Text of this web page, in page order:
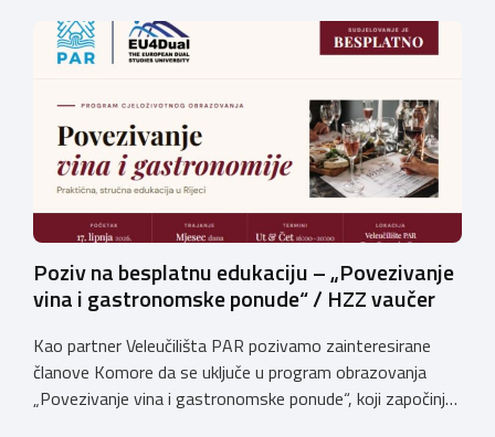
prosinac 2026. Pri Obrtničkoj komori Primorsko-goranske
županije djeluju Komisije za polaganje majstorskih ispita
potrebno je priložiti: Potvrdu o radnom iskustvu […]
Poziv na besplatnu edukaciju – „Povezivanje
vina i gastronomske ponude“ / HZZ vaučer
Kao partner Veleučilišta PAR pozivamo zainteresirane
članove Komore da se uključe u program obrazovanja
„Povezivanje vina i gastronomske ponude“, koji započinje